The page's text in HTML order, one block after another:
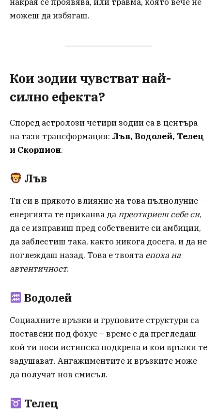
можеш да избягаш.
Кои зодии чувстват най-
силно ефекта?
Според астролози четири зодии са в центъра
на тази трансформация: Лъв, Водолей, Телец
и Скорпион.
Лъв
Ти си в прякото влияние на това пълнолуние –
енергията те приканва да преоткриеш себе си,
да се изправиш пред собствените си амбиции,
да заблестиш така, както никога досега, и да не
поглеждаш назад. Това е твоята епоха на
автентичност.
Водолей
Социалните връзки и груповите структури са
поставени под фокус – време е да прегледаш
кой ти носи истинска подкрепа и кои връзки те
задушават. Ангажиментите и връзките може
да получат нов смисъл.
Телец